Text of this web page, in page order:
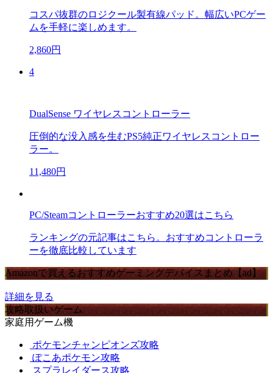
コスパ抜群のロジクール製有線パッド。幅広いPCゲー
ムを手軽に楽しめます。
2,860円
4
DualSense ワイヤレスコントローラー
圧倒的な没入感を生むPS5純正ワイヤレスコントロー
ラー。
11,480円
PC/Steamコントローラーおすすめ20選はこちら
ランキングの元記事はこちら。おすすめコントローラ
ーを徹底比較しています
Amazonで買えるおすすめゲーミングデバイスまとめ【ad】
詳細を見る
攻略取扱いゲーム
家庭用ゲーム機
ポケモンチャンピオンズ攻略
ぽこあポケモン攻略
スプラレイダース攻略